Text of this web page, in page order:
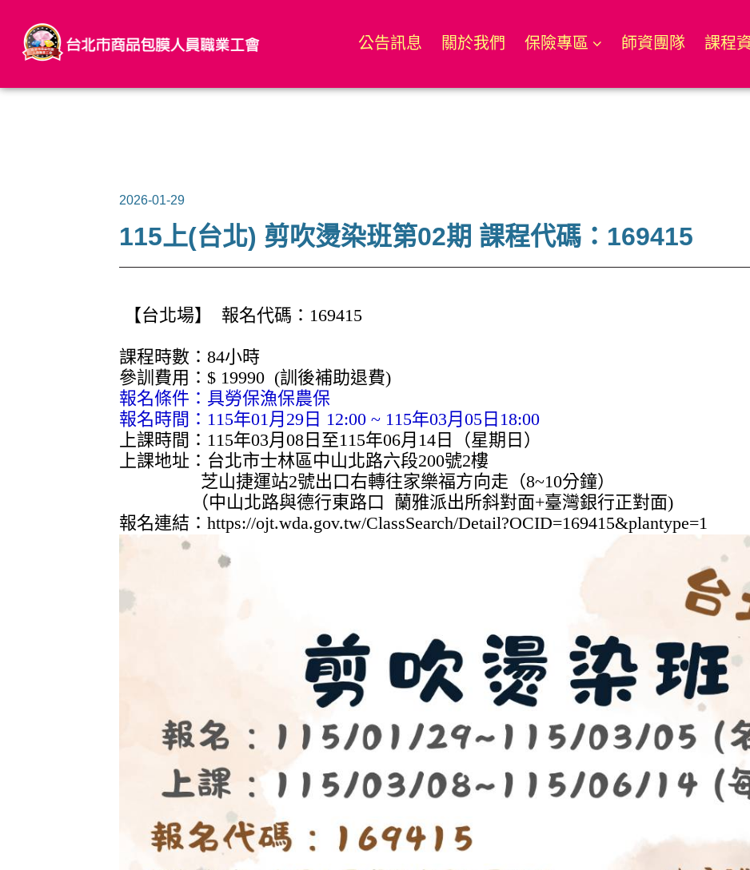
公告訊息 關於我們 保險專區 師資團隊 課程
2026-01-29
115上(台北) 剪吹燙染班第02期 課程代碼：169415
【台北場】 報名代碼：169415
課程時數：84小時
參訓費用：$ 19990 (訓後補助退費)
報名條件：具勞保漁保農保
報名時間：115年01月29日 12:00 ~ 115年03月05日18:00
上課時間：115年03月08日至115年06月14日（星期日）
上課地址：台北市士林區中山北路六段200號2樓
芝山捷運站2號出口右轉往家樂福方向走（8~10分鐘）
（中山北路與德行東路口 蘭雅派出所斜對面+臺灣銀行正對面)
報名連結：https://ojt.wda.gov.tw/ClassSearch/Detail?OCID=169415&plantype=1